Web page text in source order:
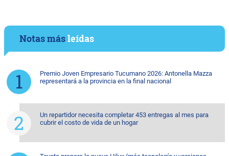
Notas másleídas
Premio Joven Empresario Tucumano 2026: Antonella Mazza
representará a la provincia en la final nacional
Un repartidor necesita completar 453 entregas al mes para
cubrir el costo de vida de un hogar